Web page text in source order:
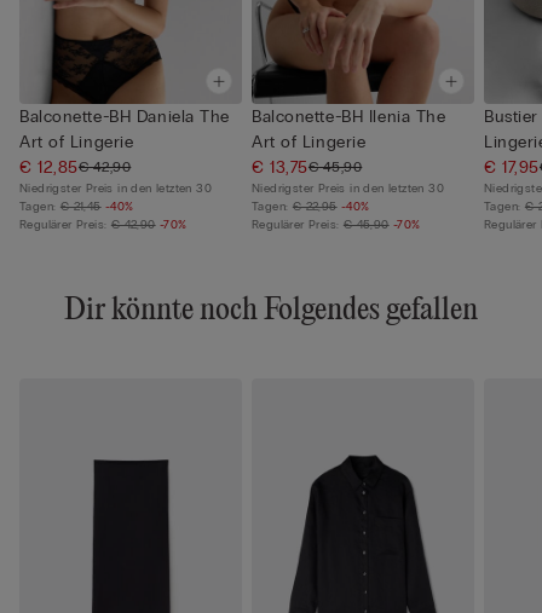
Balconette-BH Daniela The
Art of Lingerie
€ 12,85€ 42,90
Niedrigster Preis in den letzten 30
Tagen: € 21,45 -40%
Regulärer Preis: € 42,90 -70%
Balconette-BH Ilenia The
Art of Lingerie
€ 13,75€ 45,90
Niedrigster Preis in den letzten 30
Tagen: € 22,95 -40%
Regulärer Preis: € 45,90 -70%
€ 17,95
Tagen: €
Dir könnte noch Folgendes gefallen